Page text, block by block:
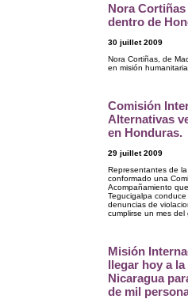
Nora
dentro de
30 juillet 2009
Nora Cortiñas, de
en misión
Comisión
Alternativas
en Honduras.
29 juillet 2009
Representantes de
conformado una
Acompañamiento
Tegucigalpa
denuncias de
cumplirse un mes
Misión
llegar hoy a
Nicaragua
de mil